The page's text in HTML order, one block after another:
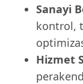
Sanayi
kontrol,
Hizmet